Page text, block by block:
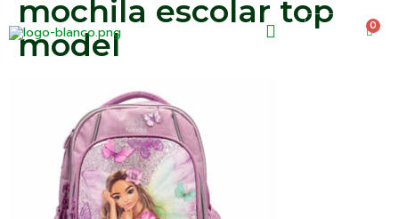
0
mochila escolar top
model